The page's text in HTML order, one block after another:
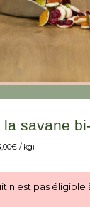
savane
€ / kg)
n'est pas éligible